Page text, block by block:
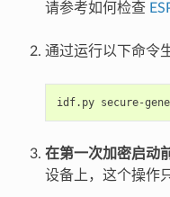
请参考如何检查
通过运行以下命令
idf.py secure-
在第一次加密启动
设备上，这个操作